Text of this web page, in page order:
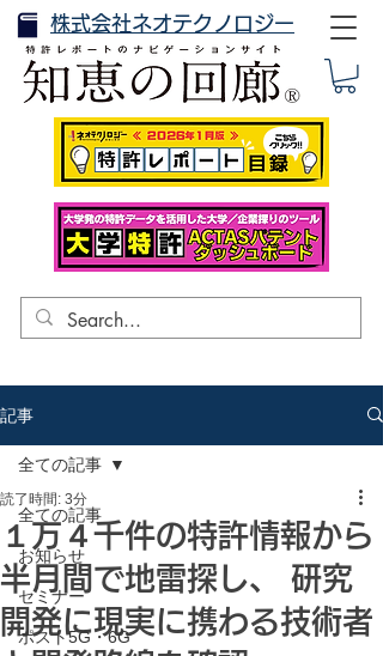
株式会社ネオテクノロジー
記事
全ての記事
お知らせ
セミナー
ポスト5G・6G
全ての記事
１万４千件の特許情報から
半月間で地雷探し、 研究
開発に現実に携わる技術者
読了時間: 3分